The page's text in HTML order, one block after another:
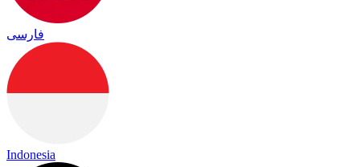
فارسی
Indonesia